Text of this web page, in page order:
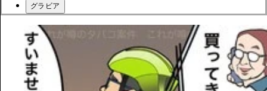
グラビア